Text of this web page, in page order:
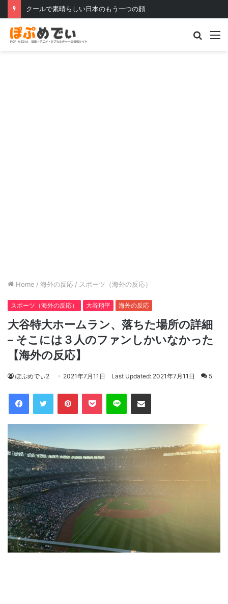
クールで素晴らしい日本のもう一つの顔
Search
Home / 海外の反応 / スポーツ（海外の反応）
スポーツ（海外の反応） 大谷翔平 海外の反応
大谷特大ホームラン、落ちた場所の詳細
– そこには３人のファンしかいなかった
【海外の反応】
ぽぷめでぃ2 2021年7月11日 Last Updated: 2021年7月11日 5
FacebookTwitter PinterestPocket Line Share via Email